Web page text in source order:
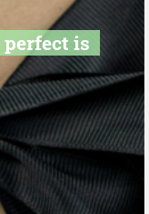
perfect is